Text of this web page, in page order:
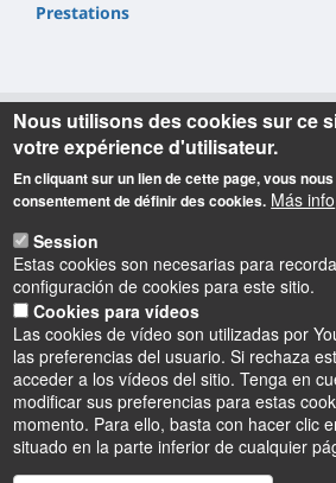
Prestations
Informations
Accueil
Tel. : +33(0)2 48 23 80 80
Adresse postale
IUT de Bourges
63, Avenue de Lattre de Tassigny
18020 Bourges Cedex - France
Nous utilisons des cookies sur ce
votre expérience d'utilisateur.
En cliquant sur un lien de cette page, vous
consentement de définir des cookies. Más info
Session
Estas cookies son necesarias para
configuración de cookies para este sitio.
Cookies para vídeos
Las cookies de vídeo son utilizadas por
las preferencias del usuario. Si rechaza
acceder a los vídeos del sitio. Tenga en
modificar sus preferencias para estas
momento. Para ello, basta con hacer clic
situado en la parte inferior de cualquier